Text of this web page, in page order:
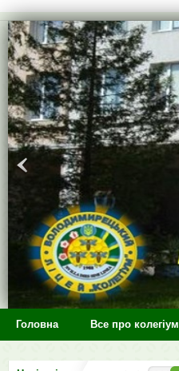
Головна Все про колегіум